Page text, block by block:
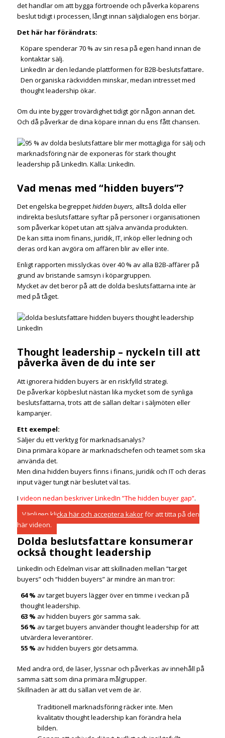
det handlar om att bygga förtroende och påverka köparens
beslut tidigt i processen, långt innan säljdialogen ens börjar.
Det här har förändrats:
Köpare spenderar 70 % av sin resa på egen hand innan de
kontaktar sälj.
LinkedIn är den ledande plattformen för B2B-beslutsfattare.
Den organiska räckvidden minskar, medan intresset med
thought leadership ökar.
Om du inte bygger trovärdighet tidigt gör någon annan det.
Och då påverkar de dina köpare innan du ens fått chansen.
Vad menas med “hidden buyers”?
Det engelska begreppethidden buyers, alltså dolda eller
indirekta beslutsfattare syftar på personer i organisationen
som påverkar köpet utan att själva använda produkten.
De kan sitta inom finans, juridik, IT, inköp eller ledning och
deras ord kan avgöra om affären blir av eller inte.
Enligt rapporten misslyckas över 40 % av alla B2B-affärer på
grund av bristande samsyn i köpargruppen.
Mycket av det beror på att de dolda beslutsfattarna inte är
med på tåget.
Thought leadership – nyckeln till att
påverka även de du inte ser
Att ignorera hidden buyers är en riskfylld strategi.
De påverkar köpbeslut nästan lika mycket som de synliga
beslutsfattarna, trots att de sällan deltar i säljmöten eller
kampanjer.
Ett exempel:
Säljer du ett verktyg för marknadsanalys?
Dina primära köpare är marknadschefen och teamet som ska
använda det.
Men dina hidden buyers finns i finans, juridik och IT och deras
input väger tungt när beslutet väl tas.
I videon nedan beskriver LinkedIn ”The hidden buyer gap”.
Vänligen klicka här och acceptera kakorför att titta på den
här videon.
Dolda beslutsfattare konsumerar
också thought leadership
LinkedIn och Edelman visar att skillnaden mellan “target
buyers” och “hidden buyers” är mindre än man tror:
64 % av target buyers lägger över en timme i veckan på
thought leadership.
63 % av hidden buyers gör samma sak.
56 % av target buyers använder thought leadership för att
utvärdera leverantörer.
55 % av hidden buyers gör detsamma.
Med andra ord, de läser, lyssnar och påverkas av innehåll på
samma sätt som dina primära målgrupper.
Skillnaden är att du sällan vet vem de är.
Traditionell marknadsföring räcker inte. Men
kvalitativ thought leadership kan förändra hela
bilden.